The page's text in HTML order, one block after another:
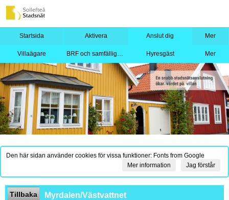
Startsida Aktivera Anslut dig Mer
Villaägare BRF och samfällighet Hyresgäst Mer
Den här sidan använder cookies för vissa funktioner: Fonts from Google
Jag förstår
Mer information
Tillbaka Myrdalen/Västvattnet